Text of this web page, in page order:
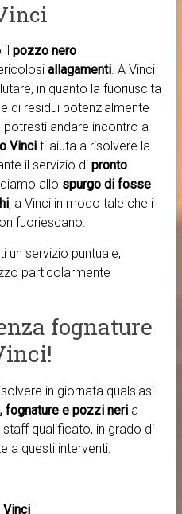
pozzo nero
allagamenti. A Vinci
in quanto la fuoriuscita
di residui potenzialmente
potresti andare incontro a
Vinci ti aiuta a risolvere la
il servizio di pronto
allo spurgo di fosse
, a Vinci in modo tale che i
fuoriescano.
un servizio puntuale,
particolarmente
fognature
in giornata qualsiasi
fognature e pozzi neria
qualificato, in grado di
a questi interventi: